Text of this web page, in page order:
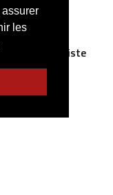
les
humaniste